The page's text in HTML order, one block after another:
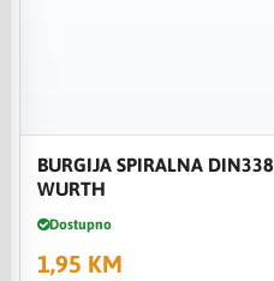
BURGIJA SPIRALNA
WURTH
Dostupno
1,95 KM